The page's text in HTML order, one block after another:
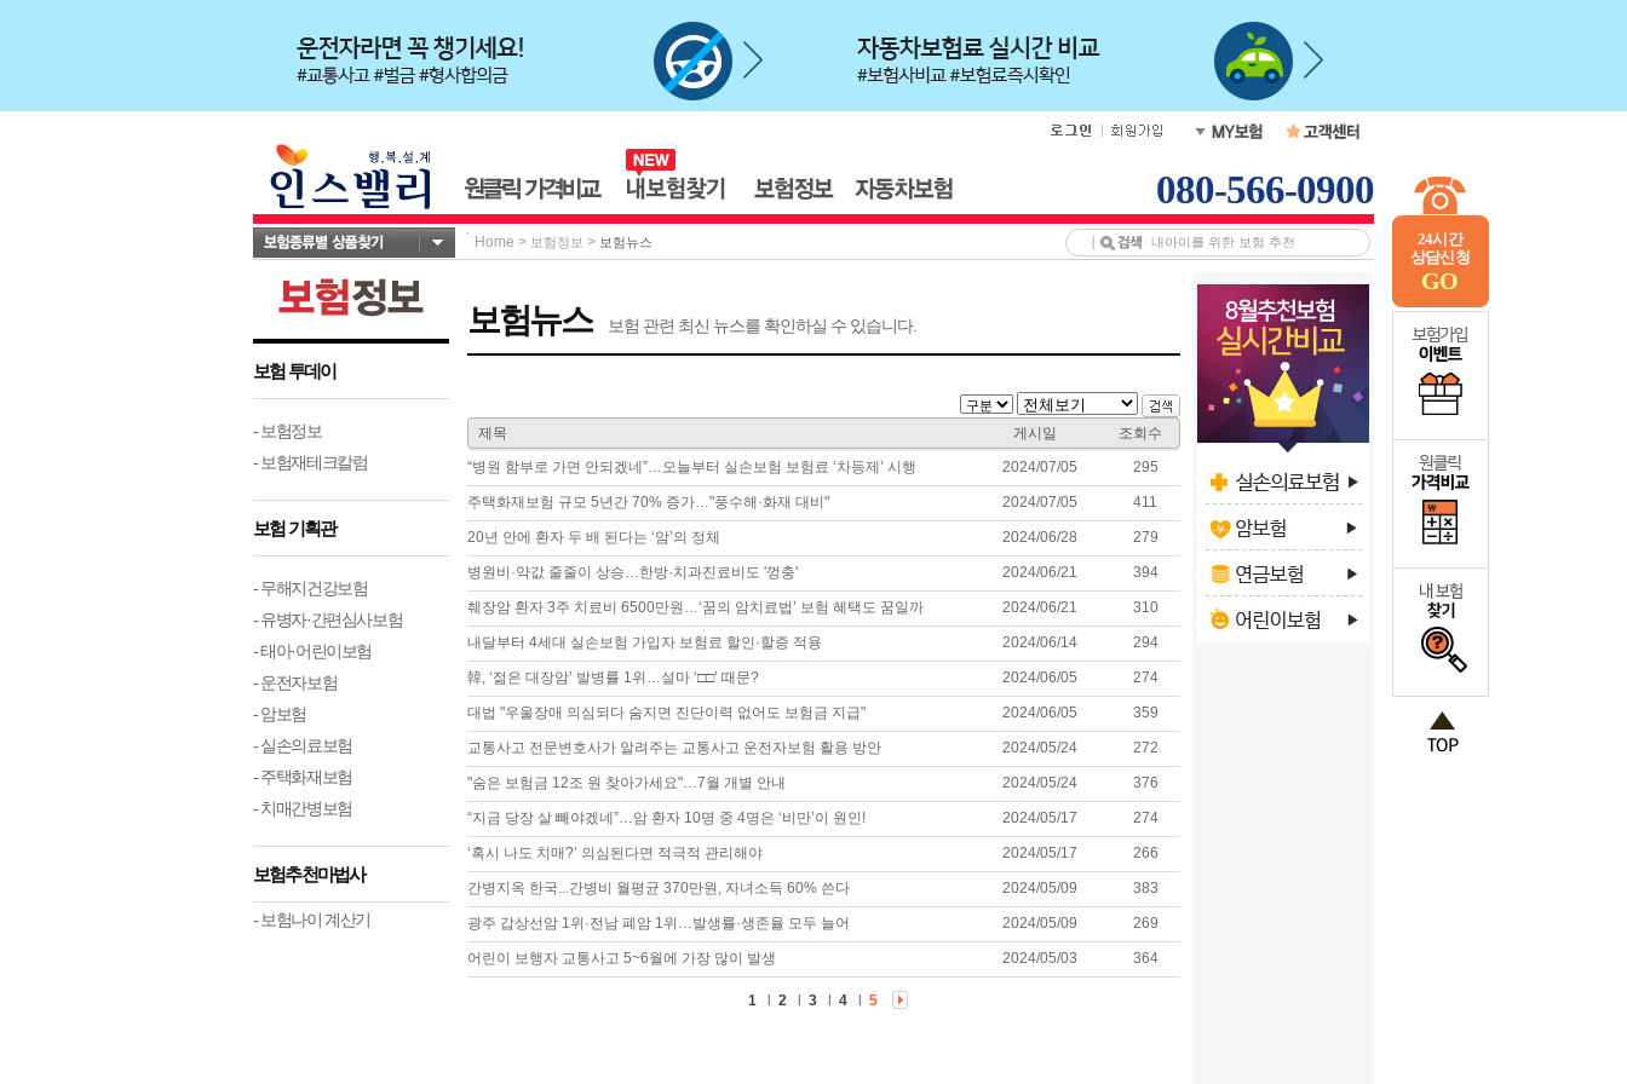
24시간
상담신청
GO
080-566-0900
Home > 보험정보 > 보험뉴스
보험 투데이
- 보험정보
- 보험재테크칼럼
보험 기획관
- 무해지건강보험
- 유병자·간편심사보험
- 태아·어린이보험
- 운전자보험
- 암보험
- 실손의료보험
- 주택화재보험
- 치매간병보험
보험추천마법사
- 보험나이 계산기
보험뉴스 보험 관련 최신 뉴스를 확인하실 수 있습니다.
제목 게시일
조회수
“병원 함부로 가면 안되겠네”…오늘부터 실손보험 보험료 ‘차등제’ 시행
2024/07/05 295
주택화재보험 규모 5년간 70% 증가…"풍수해·화재 대비" 2024/07/05 411
20년 안에 환자 두 배 된다는 ‘암’의 정체 2024/06/28 279
병원비·약값 줄줄이 상승…한방·치과진료비도 '껑충' 2024/06/21 394
췌장암 환자 3주 치료비 6500만원…‘꿈의 암치료법’ 보험 혜택도 꿈일까 2024/06/21 310
내달부터 4세대 실손보험 가입자 보험료 할인·할증 적용 2024/06/14 294
韓, ‘젊은 대장암’ 발병률 1위…설마 ‘□□’ 때문? 2024/06/05 274
대법 "우울장애 의심되다 숨지면 진단이력 없어도 보험금 지급" 2024/06/05 359
교통사고 전문변호사가 알려주는 교통사고 운전자보험 활용 방안 2024/05/24 272
"숨은 보험금 12조 원 찾아가세요"…7월 개별 안내 2024/05/24 376
“지금 당장 살 빼야겠네”…암 환자 10명 중 4명은 ‘비만’이 원인! 2024/05/17 274
‘혹시 나도 치매?’ 의심된다면 적극적 관리해야 2024/05/17 266
간병지옥 한국...간병비 월평균 370만원, 자녀소득 60% 쓴다 2024/05/09 383
광주 갑상선암 1위·전남 폐암 1위…발생률·생존율 모두 늘어 2024/05/09 269
어린이 보행자 교통사고 5~6월에 가장 많이 발생 2024/05/03 364
1l 2l 3l 4l 5